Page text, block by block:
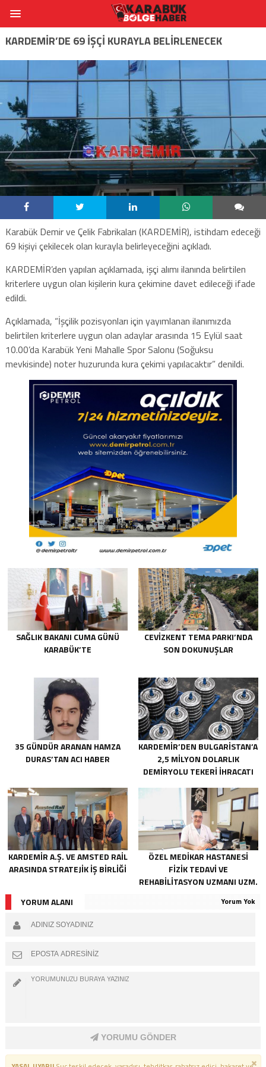
KARDEMİR’DE 69 İŞÇİ KURAYLA BELİRLENECEK
Karabük Demir ve Çelik Fabrikaları (KARDEMİR), istihdam edeceği
69 kişiyi çekilecek olan kurayla belirleyeceğini açıkladı.
KARDEMİR’den yapılan açıklamada, işçi alımı ilanında belirtilen
kriterlere uygun olan kişilerin kura çekimine davet edileceği ifade
edildi.
Açıklamada, “İşçilik pozisyonları için yayımlanan ilanımızda
belirtilen kriterlere uygun olan adaylar arasında 15 Eylül saat
10.00’da Karabük Yeni Mahalle Spor Salonu (Soğuksu
mevkisinde) noter huzurunda kura çekimi yapılacaktır” denildi.
SAĞLIK BAKANI CUMA GÜNÜ
KARABÜK’TE
CEVİZKENT TEMA PARKI’NDA
SON DOKUNUŞLAR
35 GÜNDÜR ARANAN HAMZA
DURAS’TAN ACI HABER
KARDEMİR’DEN BULGARİSTAN’A
2,5 MİLYON DOLARLIK
DEMİRYOLU TEKERİ İHRACATI
KARDEMİR A.Ş. VE AMSTED RAİL
ARASINDA STRATEJİK İŞ BİRLİĞİ
ÖZEL MEDİKAR HASTANESİ
FİZİK TEDAVİ VE
REHABİLİTASYON UZMANI UZM.
YORUM ALANI Yorum Yok
YORUMU GÖNDER